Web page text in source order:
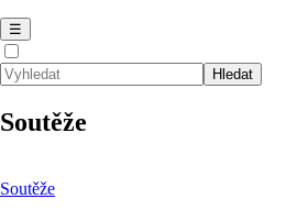
☰
Soutěže
Soutěže